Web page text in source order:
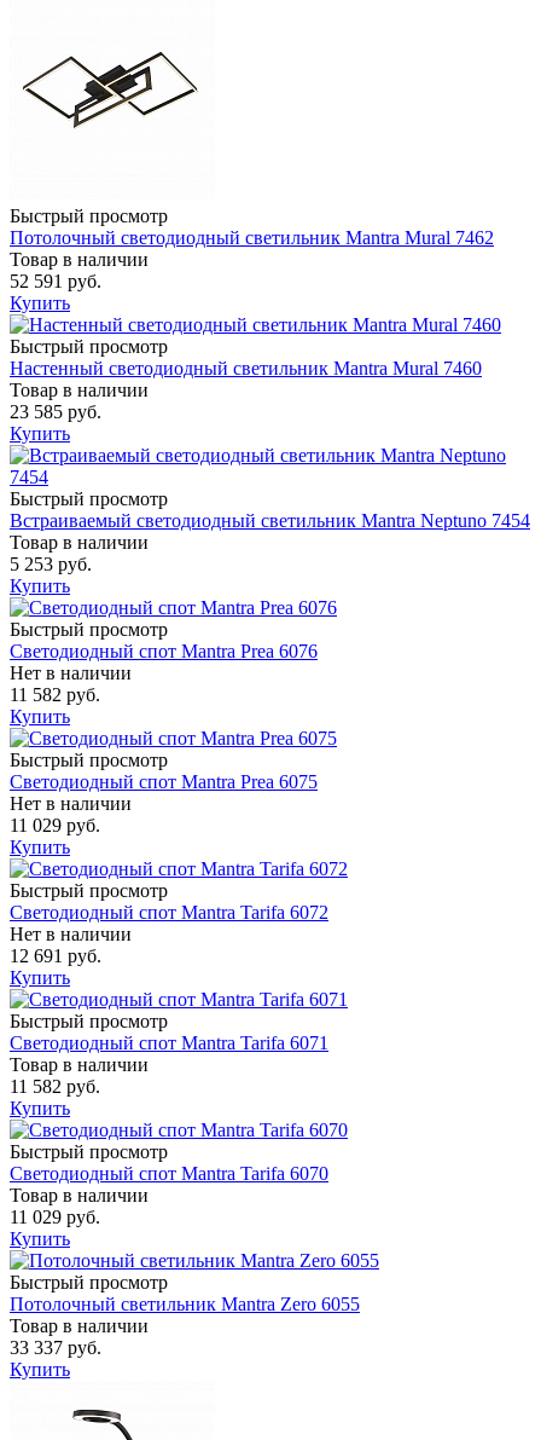
Быстрый просмотр
Потолочный светодиодный светильник Mantra Mural 7462
Товар в наличии
52 591 руб.
Купить
Быстрый просмотр
Настенный светодиодный светильник Mantra Mural 7460
Товар в наличии
23 585 руб.
Купить
Быстрый просмотр
Встраиваемый светодиодный светильник Mantra Neptuno 7454
Товар в наличии
5 253 руб.
Купить
Быстрый просмотр
Светодиодный спот Mantra Prea 6076
Нет в наличии
11 582 руб.
Купить
Быстрый просмотр
Светодиодный спот Mantra Prea 6075
Нет в наличии
11 029 руб.
Купить
Быстрый просмотр
Светодиодный спот Mantra Tarifa 6072
Нет в наличии
12 691 руб.
Купить
Быстрый просмотр
Светодиодный спот Mantra Tarifa 6071
Товар в наличии
11 582 руб.
Купить
Быстрый просмотр
Светодиодный спот Mantra Tarifa 6070
Товар в наличии
11 029 руб.
Купить
Быстрый просмотр
Потолочный светильник Mantra Zero 6055
Товар в наличии
33 337 руб.
Купить